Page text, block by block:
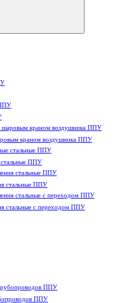
краном воздушника ППУ
стальные ППУ
стальные ППУ
стальные с переходом ППУ
ППУ